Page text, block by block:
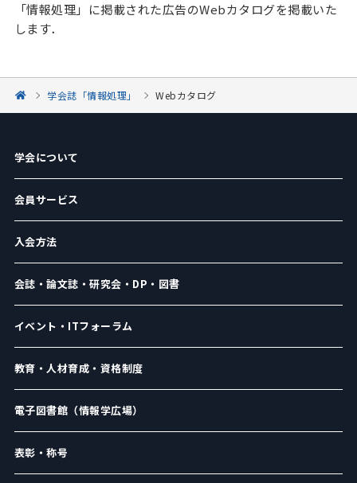
「情報処理」に掲載された広告のWebカタログを掲載いた
します．
学会誌「情報処理」 Webカタログ
学会について
会員サービス
入会方法
会誌・論文誌・研究会・DP・図書
イベント・ITフォーラム
教育・人材育成・資格制度
電子図書館（情報学広場）
表彰・称号